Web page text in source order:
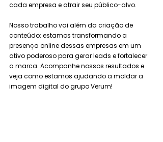
cada empresa e atrair seu público-alvo.
Nosso trabalho vai além da criação de
conteúdo: estamos transformando a
presença online dessas empresas em um
ativo poderoso para gerar leads e fortalecer
a marca. Acompanhe nossos resultados e
veja como estamos ajudando a moldar a
imagem digital do grupo Verum!